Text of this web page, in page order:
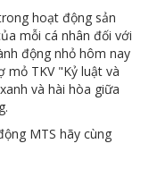
25 NĂM
MTS - Gặp mặt cán bộ ngành than vùng Cẩm Phả
Công ty CP Vật tư TKV quyết liệt phòng chống dịch đảm bảo cung ứng vật tư
HFS
hoạt động sản
mỗi cá nhân đối với
động nhỏ hôm nay
mỏ TKV "Kỷ luật và
và hài hòa giữa
MTS hãy cùng